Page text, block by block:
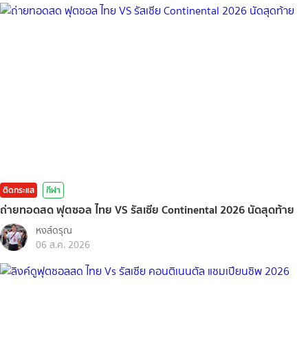
ติดกระแส กีฬา
ถ่ายทอดสด ฟุตซอล ไทย VS รัสเซีย Continental 2026 นัดสุดท้าย
หงส์ดรุณ
06 ส.ค. 2026